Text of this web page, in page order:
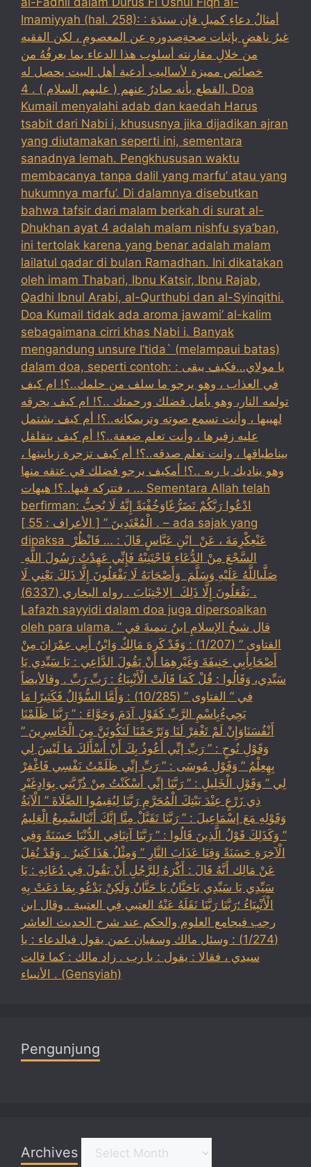
Imamiyyah (hal. 258): : أمثالُ دعاءِ كميلِ فإن سندَهَ
غيرُ ناهضٍ بإثبات صحةِصدورهِ عن المعصومِ ، لكن الفقيه
من خلالِ مقارنته أسلوب هذا الدعاء بما يعرفُهُ من
خصائص مميزة لأساليب أدعية أهل البيت يحصل له
القطع بأنه صادرٌ عنهم ( عليهم السلام ) . 4. Doa
Kumail menyalahi adab dan kaedah Harus
tsabit dari Nabi i, khususnya jika dijadikan ajran
yang diutamakan seperti ini, sementara
sanadnya lemah. Pengkhususan waktu
membacanya tanpa dalil yang marfu’ atau yang
hukumnya marfu’. Di dalamnya disebutkan
bahwa tafsir dari malam berkah di surat al-
Dhukhan ayat 4 adalah malam nishfu sya’ban,
ini tertolak karena yang benar adalah malam
lailatul qadar di bulan Ramadhan. Ini dikatakan
oleh imam Thabari, Ibnu Katsir, Ibnu Rajab,
Qadhi Ibnul Arabi, al-Qurthubi dan al-Syinqithi.
Doa Kumail tidak ada aroma jawami’ al-kalim
sebagaimana cirri khas Nabi i. Banyak
mengandung unsure I’tida` (melampaui batas)
dalam doa, seperti contoh: : يا مولاي…فكيف يبقى
في العذاب ، وهو يرجو ما سلف من حلمك..؟! ام كيف
تولمه النار، وهو يأمل فضلك ورحمتك ..؟! ام كيف يحرقه
لهيبها ، وأنت تسمع صوته وترىمكانه..؟! أم كيف بشتمل
عليه زفيرها ، وأنت تعلم ضعفة..؟! أم كيف يتقلقل
بيناطباقها ، وانت تعلم صدقه..؟! أم كيف تزجرة زبانيتها ،
وهو يناديك يا ربه ..؟! أمكيف يرجو فضلك في عتقه منها
، فتتركه فيها..؟! هيهات … Sementara Allah telah
berfirman: ادْعُوا رَبَّكُمْ تَضَرُّعًاوَخُفْيَةً إِنَّهُ لَا يُحِبُّ
الْمُعْتَدِينَ ” [ الأعراف : 55 ] . – ada sajak yang
dipaksa ‏عَنْ‏‏عِكْرِمَةَ ‏، ‏عَنْ ‏ ‏ابْنِ عَبَّاسٍ ‏‏قَالَ : … فَانْظُرْ ‏‏
السَّجْعَ ‏‏مِنْ الدُّعَاءِ فَاجْتَنِبْهُ فَإِنِّي عَهِدْتُ رَسُولَ اللَّهِ ‏
‏صَلَّىاللَّهُ عَلَيْهِ وَسَلَّمَ ‏ ‏وَأَصْحَابَهُ لَا يَفْعَلُونَ إِلَّا ذَلِكَ ‏‏يَعْنِي لَا
يَفْعَلُونَ إِلَّا ذَلِكَ ‏ ‏الِاجْتِنَابَ . رواه البخاري (6337) .
Lafazh sayyidi dalam doa juga dipersoalkan
oleh para ulama. قال شيخُ الإسلامِ ابنُ تيميةَ في ”
الفتاوى ” (1/207) : وَقَدْ كَرِهَ مَالِكٌ وَابْنُ أَبِي عِمْرَانَ مِنْ
أَصْحَابِأَبِي حَنِيفَةَ وَغَيْرِهِمَا أَنْ يَقُولَ الدَّاعِي : يَا سَيِّدِي يَا
سَيِّدِي، وَقَالُوا : قُلْ كَمَا قَالَتْ الْأَنْبِيَاءُ : رَبِّ رَبِّ . وقالأيضاً
في ” الفتاوى ” (10/285) : وَأَمَّا السُّؤَالُ فَكَثِيرًا مَا
يَجِيءُبِاسْمِ الرَّبِّ كَقَوْلِ آدَمَ وَحَوَّاءَ : ” رَبَّنَا ظَلَمْنَا
أَنْفُسَنَاوَإِنْ لَمْ تَغْفِرْ لَنَا وَتَرْحَمْنَا لَنَكُونَنَّ مِنَ الْخَاسِرِينَ ”
وَقَوْلِ نُوحٍ : ” رَبِّ إنِّي أَعُوذُ بِكَ أَنْ أَسْأَلَكَ مَا لَيْسَ لِي
بِهِعِلْمٌ ” وَقَوْلِ مُوسَى : ” رَبِّ إنِّي ظَلَمْتُ نَفْسِي فَاغْفِرْ
لِي ” وَقَوْلِ الْخَلِيلِ : ” رَبَّنَا إنِّي أَسْكَنْتُ مِنْ ذُرِّيَّتِي بِوَادٍغَيْرِ
ذِي زَرْعٍ عِنْدَ بَيْتِكَ الْمُحَرَّمِ رَبَّنَا لِيُقِيمُوا الصَّلَاةَ ” الْآيَةُ
وَقَوْلِهِ مَعَ إسْمَاعِيلَ : ” رَبَّنَا تَقَبَّلْ مِنَّا إنَّكَ أَنْتَالسَّمِيعُ الْعَلِيمُ
” وَكَذَلِكَ قَوْلُ الَّذِينَ قَالُوا : ” رَبَّنَا آتِنَافِي الدُّنْيَا حَسَنَةً وَفِي
الْآخِرَةِ حَسَنَةً وَقِنَا عَذَابَ النَّارِ ” وَمِثْلُ هَذَا كَثِيرٌ . وَقَدْ نُقِلَ
عَنْ مَالِك أَنَّهُ قَالَ : أَكْرَهُ لِلرَّجُلِ أَنْ يَقُولَ فِي دُعَائِهِ : يَا
سَيِّدِي يَا سَيِّدِي يَاحَنَّانُ يَا حَنَّانُ وَلَكِنْ يَدْعُو بِمَا دَعَتْ بِهِ
الْأَنْبِيَاءُ ؛رَبَّنَا رَبَّنَا نَقَلَهُ عَنْهُ العتبي فِي العتبية . وقال ابن
رجب فيجامع العلوم والحكم عند شرح الحديث العاشر
(1/274) : وسئل مالك وسفيان عمن يقول فيالدعاء : يا
سيدي ، فقالا : يقول : يا رب . زاد مالك : كما قالت
الأنبياء . (Gensyiah)
Pengunjung
Archives